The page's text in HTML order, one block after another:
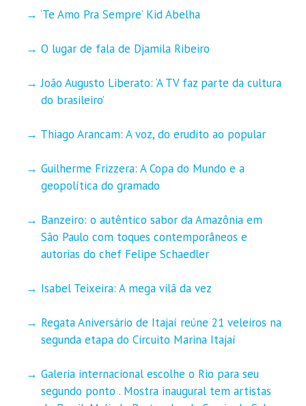
‘Te Amo Pra Sempre’ Kid Abelha
O lugar de fala de Djamila Ribeiro
João Augusto Liberato: ‘A TV faz parte da cultura
do brasileiro’
Thiago Arancam: A voz, do erudito ao popular
Guilherme Frizzera: A Copa do Mundo e a
geopolítica do gramado
Banzeiro: o autêntico sabor da Amazônia em
São Paulo com toques contemporâneos e
autorias do chef Felipe Schaedler
Isabel Teixeira: A mega vilã da vez
Regata Aniversário de Itajaí reúne 21 veleiros na
segunda etapa do Circuito Marina Itajaí
Galeria internacional escolhe o Rio para seu
segundo ponto . Mostra inaugural tem artistas